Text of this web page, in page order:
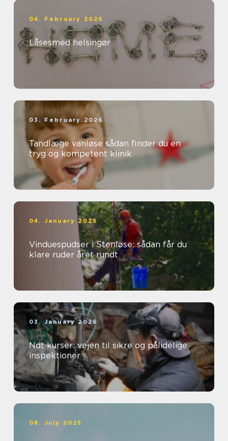
04. February 2026
Låsesmed helsingør
03. February 2026
Tandlæge vanløse sådan finder du en
tryg og kompetent klinik
04. January 2026
Vinduespudser i Stenløse: sådan får du
klare ruder året rundt
03. January 2026
Ndt kurser: vejen til sikre og pålidelige
inspektioner
08. July 2025